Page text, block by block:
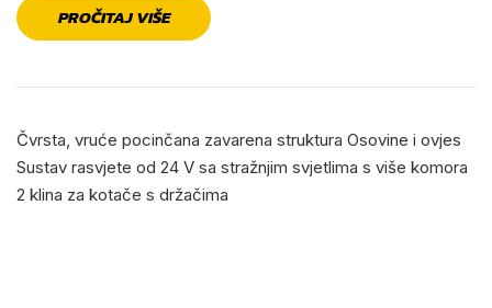
PROČITAJ VIŠE
Čvrsta, vruće pocinčana zavarena struktura Osovine i ovjes
Sustav rasvjete od 24 V sa stražnjim svjetlima s više komora
2 klina za kotače s držačima